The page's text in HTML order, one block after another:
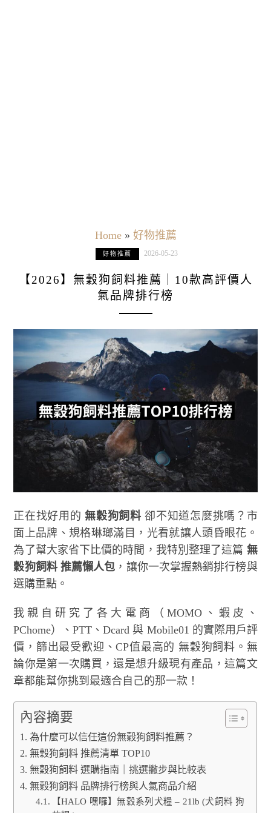
Home» 好物推薦
好物推薦 2026-05-23
【2026】無穀狗飼料推薦｜10款高評價人
氣品牌排行榜
正在找好用的無穀狗飼料 卻不知道怎麼挑嗎？市
面上品牌、規格琳瑯滿目，光看就讓人頭昏眼花。
為了幫大家省下比價的時間，我特別整理了這篇 無
穀狗飼料 推薦懶人包 ，讓你一次掌握熱銷排行榜與
選購重點。
我親自研究了各大電商（MOMO、蝦皮、
PChome）、PTT、Dcard 與 Mobile01 的實際用戶評
價，篩出最受歡迎、CP值最高的 無穀狗飼料。無
論你是第一次購買，還是想升級現有產品，這篇文
章都能幫你挑到最適合自己的那一款！
內容摘要
為什麼可以信任這份無穀狗飼料推薦？
無穀狗飼料 推薦清單 TOP10
無穀狗飼料 選購指南｜挑選撇步與比較表
無穀狗飼料 品牌排行榜與人氣商品介紹
【HALO 嘿囉】無穀系列犬糧 – 21lb (犬飼料 狗